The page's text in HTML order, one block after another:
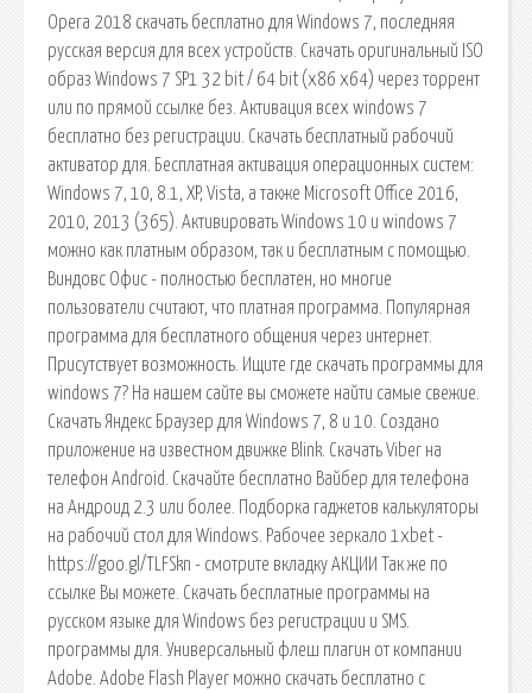
Opera 2018 скачать бесплатно для Windows 7, последняя
русская версия для всех устройств. Скачать оригинальный ISO
образ Windows 7 SP1 32 bit / 64 bit (x86 x64) через торрент
или по прямой ссылке без. Активация всех windows 7
бесплатно без регистрации. Скачать бесплатный рабочий
активатор для. Бесплатная активация операционных систем:
Windows 7, 10, 8.1, XP, Vista, а также Microsoft Office 2016,
2010, 2013 (365). Активировать Windows 10 и windows 7
можно как платным образом, так и бесплатным с помощью.
Виндовс Офис - полностью бесплатен, но многие
пользователи считают, что платная программа. Популярная
программа для бесплатного общения через интернет.
Присутствует возможность. Ищите где скачать программы для
windows 7? На нашем сайте вы сможете найти самые свежие.
Скачать Яндекс Браузер для Windows 7, 8 и 10. Создано
приложение на известном движке Blink. Скачать Viber на
телефон Android. Скачайте бесплатно Вайбер для телефона
на Андроид 2.3 или более. Подборка гаджетов калькуляторы
на рабочий стол для Windows. Рабочее зеркало 1xbet -
https://goo.gl/TLFSkn - смотрите вкладку АКЦИИ Так же по
ссылке Вы можете. Скачать бесплатные программы на
русском языке для Windows без регистрации и SMS.
программы для. Универсальный флеш плагин от компании
Adobe. Adobe Flash Player можно скачать бесплатно с